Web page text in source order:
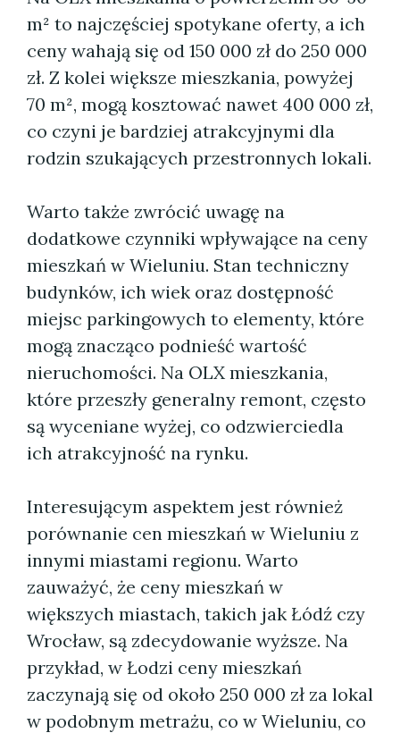
m² to najczęściej spotykane oferty, a ich
ceny wahają się od 150 000 zł do 250 000
zł. Z kolei większe mieszkania, powyżej
70 m², mogą kosztować nawet 400 000 zł,
co czyni je bardziej atrakcyjnymi dla
rodzin szukających przestronnych lokali.
Warto także zwrócić uwagę na
dodatkowe czynniki wpływające na ceny
mieszkań w Wieluniu. Stan techniczny
budynków, ich wiek oraz dostępność
miejsc parkingowych to elementy, które
mogą znacząco podnieść wartość
nieruchomości. Na OLX mieszkania,
które przeszły generalny remont, często
są wyceniane wyżej, co odzwierciedla
ich atrakcyjność na rynku.
Interesującym aspektem jest również
porównanie cen mieszkań w Wieluniu z
innymi miastami regionu. Warto
zauważyć, że ceny mieszkań w
większych miastach, takich jak Łódź czy
Wrocław, są zdecydowanie wyższe. Na
przykład, w Łodzi ceny mieszkań
zaczynają się od około 250 000 zł za lokal
w podobnym metrażu, co w Wieluniu, co